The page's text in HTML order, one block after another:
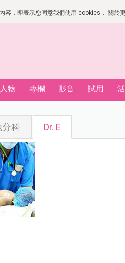
容，即表示您同意我們使用 cookies， 關於
物 專欄 影音 試用
分科 Dr. E